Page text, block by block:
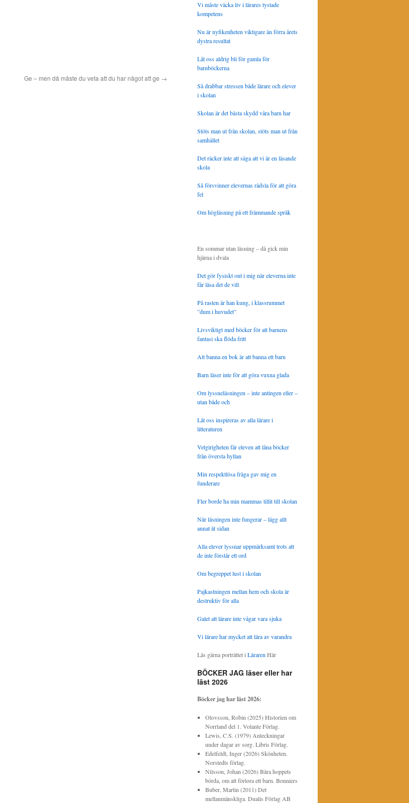
Ge – men då måste du veta att du har något att ge →
Vi måste väcka liv i lärares tystade
kompetens
Nu är nyfikenheten viktigare än förra årets
dystra resultat
Låt oss aldrig bli för gamla för
barnböckerna
Så drabbar stressen både lärare och elever
i skolan
Skolan är det bästa skydd våra barn har
Stöts man ut från skolan, stöts man ut från
samhället
Det räcker inte att säga att vi är en läsande
skola
Så försvinner elevernas rädsla för att göra
fel
Om högläsning på ett främmande språk
En sommar utan läsning – då gick min
hjärna i dvala
Det gör fysiskt ont i mig när eleverna inte
får läsa det de vill
På rasten är han kung, i klassrummet
”dum i huvudet”
Livsviktigt med böcker för att barnens
fantasi ska flöda fritt
Att banna en bok är att banna ett barn
Barn läser inte för att göra vuxna glada
Om lyssneläsningen – inte antingen eller –
utan både och
Låt oss inspireras av alla lärare i
litteraturen
Vetgirigheten får eleven att låna böcker
från översta hyllan
Min respektlösa fråga gav mig en
funderare
Fler borde ha min mammas tillit till skolan
När läsningen inte fungerar – lägg allt
annat åt sidan
Alla elever lyssnar uppmärksamt trots att
de inte förstår ett ord
Om begreppet lust i skolan
Pajkastningen mellan hem och skola är
destruktiv för alla
Galet att lärare inte vågar vara sjuka
Vi lärare har mycket att lära av varandra
Läs gärna porträttet i Läraren Här
BÖCKER JAG läser eller har
läst 2026
Böcker jag har läst2026:
Olovsson, Robin (2025) Historien om
Norrland del 1. Volante Förlag.
Lewis, C.S. (1979) Anteckningar
under dagar av sorg. Libris Förlag.
Edelfeldt, Inger (2026) Skönheten.
Norstedts förlag.
Nilsson, Johan (2026) Bära hoppets
börda, om att förlora ett barn. Bonniers
Buber, Martin (2011) Det
mellanmänskliga. Dualis Förlag AB